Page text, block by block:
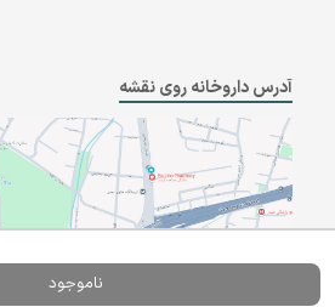
ناموجود
آدرس داروخانه روی نقشه